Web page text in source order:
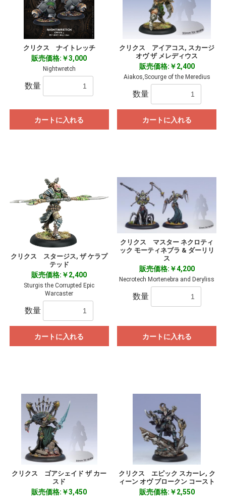
クリクス ナイトレッチ
販売価格:￥3,000
Nightwretch
数量
カートに入れる
クリクス アイアコス, スカージ
オヴ ザ メレディウス
販売価格:￥2,400
Aiakos,Scourge of the Meredius
数量
カートに入れる
クリクス スタージス, ザ ケラプ
テッド
販売価格:￥2,400
Sturgis the Corrupted Epic
Warcaster
数量
カートに入れる
クリクス マスター ネクロティ
ック モーティネブラ & ダーリリ
ス
販売価格:￥4,200
Necrotech Mortenebra and Deryliss
数量
カートに入れる
クリクス ゴアシェイド ザ カー
スド
販売価格:￥3,450
クリクス エピック スカーレ, ク
ィーン オヴ ブロークン コースト
販売価格:￥2,550
お買い物を続ける カートへ進む